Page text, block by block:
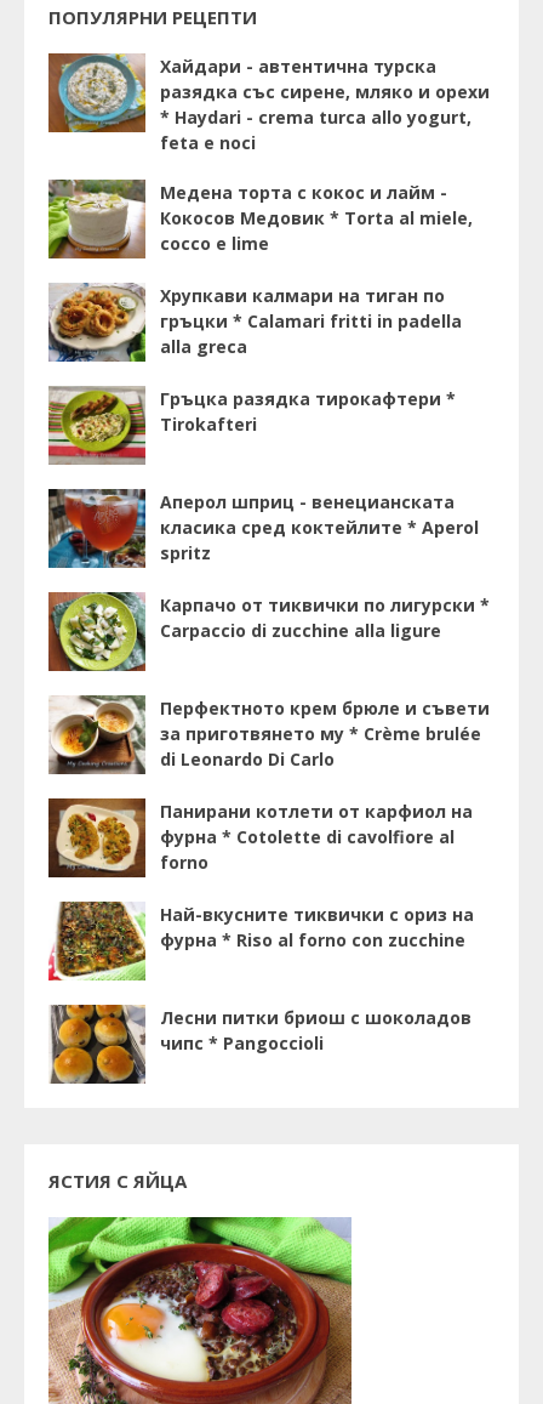
ПОПУЛЯРНИ РЕЦЕПТИ
Хайдари - автентична турска
разядка със сирене, мляко и орехи
* Haydari - crema turca allo yogurt,
feta e noci
Медена торта с кокос и лайм -
Кокосов Медовик * Torta al miele,
cocco e lime
Хрупкави калмари на тиган по
гръцки * Calamari fritti in padella
alla greca
Гръцка разядка тирокафтери *
Tirokafteri
Аперол шприц - венецианската
класика сред коктейлите * Aperol
spritz
Карпачо от тиквички по лигурски *
Carpaccio di zucchine alla ligure
Перфектното крем брюле и съвети
за приготвянето му * Crème brulée
di Leonardo Di Carlo
Панирани котлети от карфиол на
фурна * Cotolette di cavolfiore al
forno
Най-вкусните тиквички с ориз на
фурна * Riso al forno con zucchine
Лесни питки бриош с шоколадов
чипс * Pangoccioli
ЯСТИЯ С ЯЙЦА